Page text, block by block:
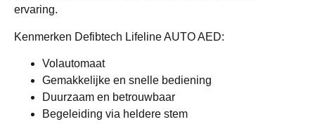
ervaring.
Kenmerken Defibtech Lifeline AUTO AED:
Volautomaat
Gemakkelijke en snelle bediening
Duurzaam en betrouwbaar
Begeleiding via heldere stem